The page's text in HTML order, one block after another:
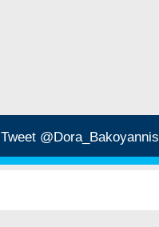
Tweet @Dora_Bakoyannis